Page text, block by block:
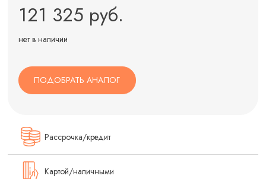
121 325 руб.
нет в наличии
ПОДОБРАТЬ АНАЛОГ
Рассрочка/кредит
Картой/наличными